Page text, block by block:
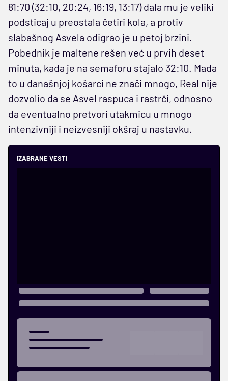
81:70 (32:10, 20:24, 16:19, 13:17) dala mu je veliki
podsticaj u preostala četiri kola, a protiv
slabašnog Asvela odigrao je u petoj brzini.
Pobednik je maltene rešen već u prvih deset
minuta, kada je na semaforu stajalo 32:10. Mada
to u današnjoj košarci ne znači mnogo, Real nije
dozvolio da se Asvel raspuca i rastrči, odnosno
da eventualno pretvori utakmicu u mnogo
intenzivniji i neizvesniji okšraj u nastavku.
IZABRANE VESTI